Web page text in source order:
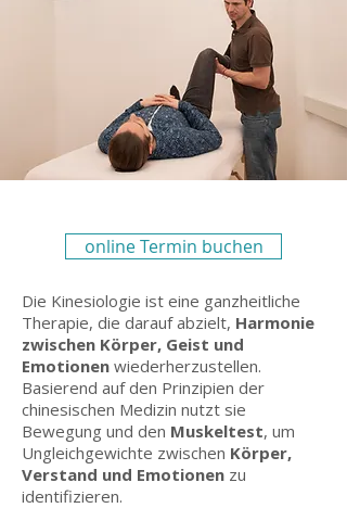
online Termin buchen
Die Kinesiologie ist eine ganzheitliche
Therapie, die darauf abzielt, Harmonie
zwischen Körper, Geist und
Emotionen wiederherzustellen.
Basierend auf den Prinzipien der
chinesischen Medizin nutzt sie
Bewegung und den Muskeltest, um
Ungleichgewichte zwischen Körper,
Verstand und Emotionen zu
identifizieren.